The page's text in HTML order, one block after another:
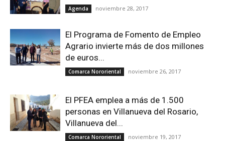
Agenda noviembre 28, 2017
El Programa de Fomento de Empleo
Agrario invierte más de dos millones
de euros...
Comarca Nororiental noviembre 26, 2017
El PFEA emplea a más de 1.500
personas en Villanueva del Rosario,
Villanueva del...
Comarca Nororiental noviembre 19, 2017